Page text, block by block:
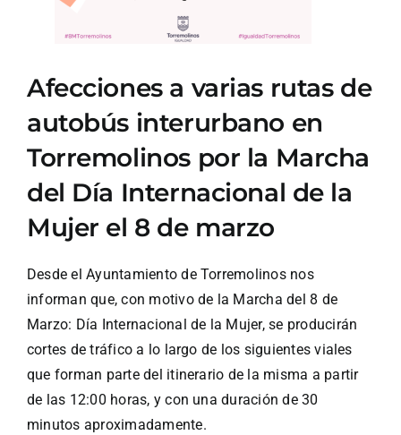
Afecciones a varias rutas de
autobús interurbano en
Torremolinos por la Marcha
del Día Internacional de la
Mujer el 8 de marzo
Desde el Ayuntamiento de Torremolinos nos
informan que, con motivo de la Marcha del 8 de
Marzo: Día Internacional de la Mujer, se producirán
cortes de tráfico a lo largo de los siguientes viales
que forman parte del itinerario de la misma a partir
de las 12:00 horas, y con una duración de 30
minutos aproximadamente.